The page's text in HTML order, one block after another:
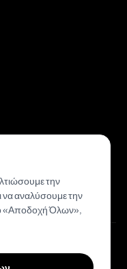
την
να αναλύσουμε την
«Αποδοχή Όλων»,